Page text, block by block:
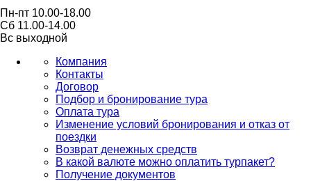
Пн-пт 10.00-18.00
Сб 11.00-14.00
Вс выходной
Компания
Контакты
Договор
Подбор и бронирование тура
Оплата тура
Изменение условий бронирования и отказ от
поездки
Возврат денежных средств
В какой валюте можно оплатить турпакет?
Получение документов